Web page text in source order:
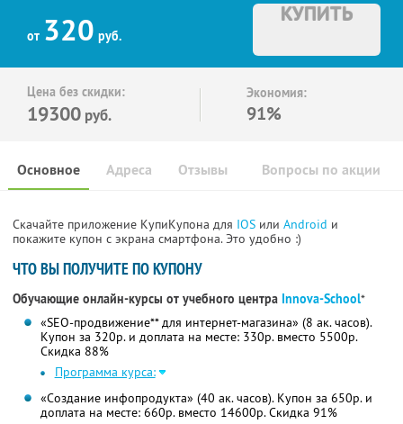
от 320 руб.
КУПИТЬ
Цена без скидки:
19300 руб.
Экономия:
91%
Основное Отзывы Вопросы по акции
Адреса
Скачайте приложение КупиКупона для IOS или Android и
покажите купон с экрана смартфона. Это удобно :)
ЧТО ВЫ ПОЛУЧИТЕ ПО КУПОНУ
Обучающие онлайн-курсы от учебного центра Innova-School*
«SEO-продвижение** для интернет-магазина» (8 ак. часов).
Купон за 320р. и доплата на месте: 330р. вместо 5500р.
Скидка 88%
Программа курса:
«Создание инфопродукта» (40 ак. часов). Купон за 650р. и
доплата на месте: 660р. вместо 14600р.Скидка 91%